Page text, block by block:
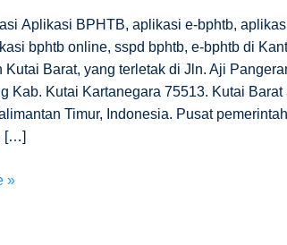
Aplikasi BPHTB, aplikasi e-bphtb,
bphtb online, sspd bphtb, e-bphtb di
Kutai Barat, yang terletak di Jln. Aji
Kab. Kutai Kartanegara 75513. Kutai
Timur, Indonesia. Pusat
[…]
»